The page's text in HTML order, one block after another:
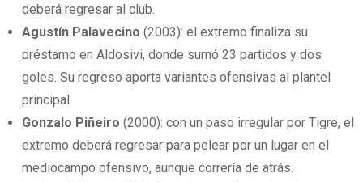
deberá regresar al club.
Agustín Palavecino (2003): el extremo finaliza su
préstamo en Aldosivi, donde sumó 23 partidos y dos
goles. Su regreso aporta variantes ofensivas al plantel
principal.
Gonzalo Piñeiro (2000): con un paso irregular por Tigre, el
extremo deberá regresar para pelear por un lugar en el
mediocampo ofensivo, aunque correría de atrás.